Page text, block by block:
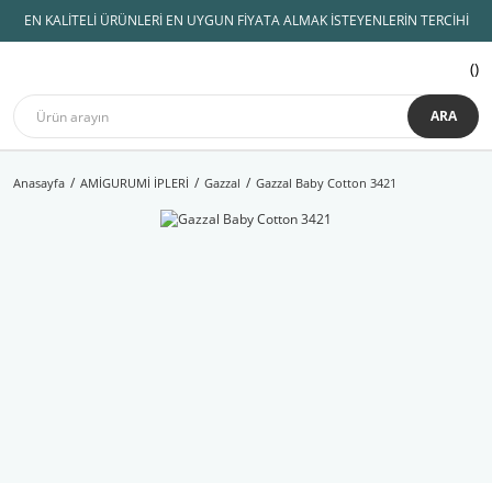
EN KALİTELİ ÜRÜNLERİ EN UYGUN FİYATA ALMAK İSTEYENLERİN TERCİHİ
ARA
Anasayfa AMİGURUMİ İPLERİ Gazzal Gazzal Baby Cotton 3421